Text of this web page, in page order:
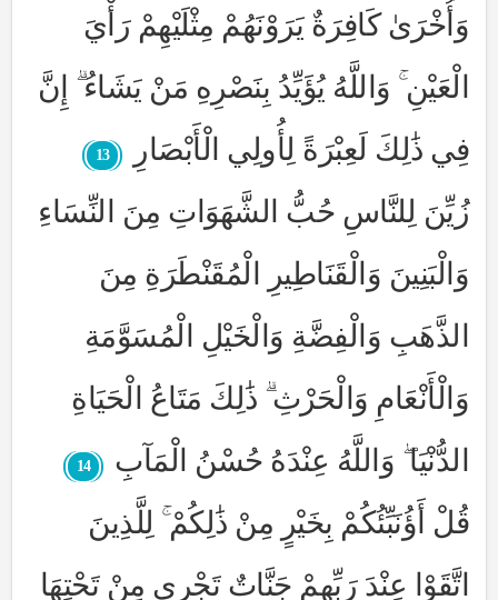
وَأُخْرَىٰ كَافِرَةٌ يَرَوْنَهُمْ مِثْلَيْهِمْ رَأْيَ
الْعَيْنِ ۚ وَاللَّهُ يُؤَيِّدُ بِنَصْرِهِ مَنْ يَشَاءُ ۗ إِنَّ
فِي ذَٰلِكَ لَعِبْرَةً لِأُولِي الْأَبْصَارِ
13
زُيِّنَ لِلنَّاسِ حُبُّ الشَّهَوَاتِ مِنَ النِّسَاءِ
وَالْبَنِينَ وَالْقَنَاطِيرِ الْمُقَنْطَرَةِ مِنَ
الذَّهَبِ وَالْفِضَّةِ وَالْخَيْلِ الْمُسَوَّمَةِ
وَالْأَنْعَامِ وَالْحَرْثِ ۗ ذَٰلِكَ مَتَاعُ الْحَيَاةِ
الدُّنْيَا ۖ وَاللَّهُ عِنْدَهُ حُسْنُ الْمَآبِ
14
قُلْ أَؤُنَبِّئُكُمْ بِخَيْرٍ مِنْ ذَٰلِكُمْ ۚ لِلَّذِينَ
اتَّقَوْا عِنْدَ رَبِّهِمْ جَنَّاتٌ تَجْرِي مِنْ تَحْتِهَا